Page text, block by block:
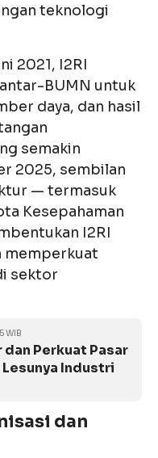
teknologi
2021, I2RI
BUMN untuk
daya, dan hasil
semakin
2025, sembilan
— termasuk
Kesepahaman
I2RI
memperkuat
sektor
WIB
dan Perkuat Pasar
Industri
dan